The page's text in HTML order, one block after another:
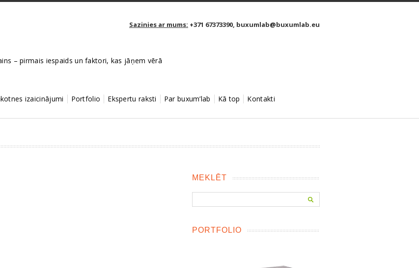
Sazinies ar mums: +371 67373390, buxumlab@buxumlab.eu
– pirmais iespaids un faktori, kas jāņem vērā
izaicinājumi Portfolio Ekspertu raksti Par buxum’lab Kā top Kontakti
MEKLĒT
PORTFOLIO